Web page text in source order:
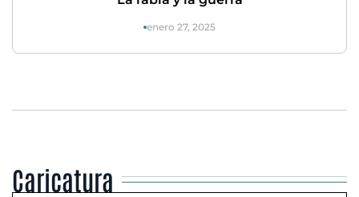
enero 27, 2025
Caricatura